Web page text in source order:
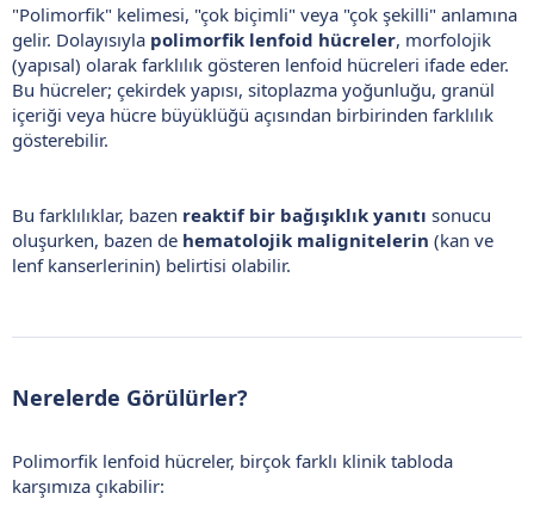
"Polimorfik" kelimesi, "çok biçimli" veya "çok şekilli" anlamına
gelir. Dolayısıyla polimorfik lenfoid hücreler, morfolojik
(yapısal) olarak farklılık gösteren lenfoid hücreleri ifade eder.
Bu hücreler; çekirdek yapısı, sitoplazma yoğunluğu, granül
içeriği veya hücre büyüklüğü açısından birbirinden farklılık
gösterebilir.
Bu farklılıklar, bazen reaktif bir bağışıklık yanıtı sonucu
oluşurken, bazen de hematolojik malignitelerin (kan ve
lenf kanserlerinin) belirtisi olabilir.
Nerelerde Görülürler?​
Polimorfik lenfoid hücreler, birçok farklı klinik tabloda
karşımıza çıkabilir: